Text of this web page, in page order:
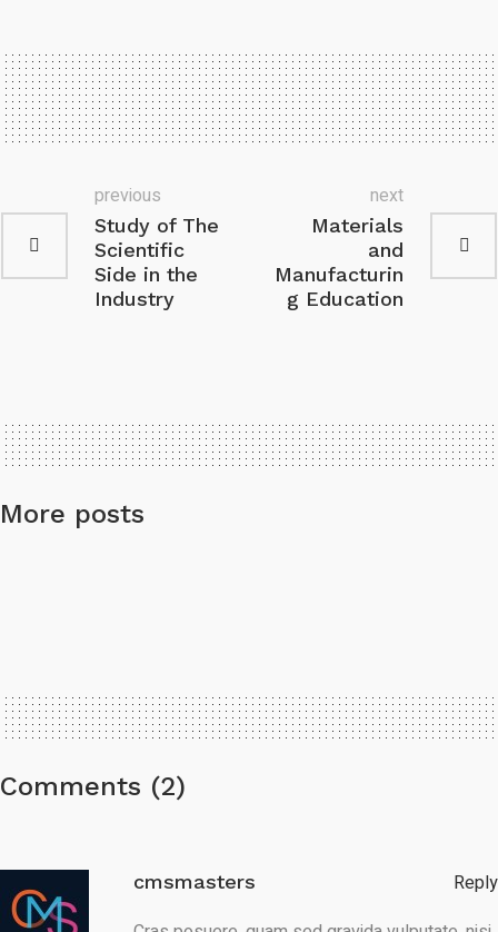
Study of The
Scientific
Side in the
Industry
previous
Materials
and
Manufacturin
g Education
next
More posts
Comments (2)
cmsmasters
Reply